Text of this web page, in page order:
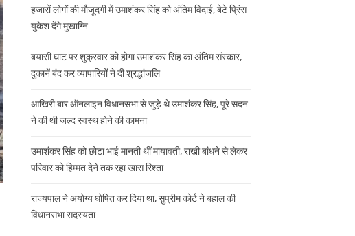
हजारों लोगों की मौजूदगी में उमाशंकर सिंह को अंतिम विदाई, बेटे प्रिंस
युकेश देंगे मुखाग्नि
बयासी घाट पर शुक्रवार को होगा उमाशंकर सिंह का अंतिम संस्कार,
दुकानें बंद कर व्यापारियों ने दी श्रद्धांजलि
आखिरी बार ऑनलाइन विधानसभा से जुड़े थे उमाशंकर सिंह, पूरे सदन
ने की थी जल्द स्वस्थ होने की कामना
उमाशंकर सिंह को छोटा भाई मानती थीं मायावती, राखी बांधने से लेकर
परिवार को हिम्मत देने तक रहा खास रिश्ता
राज्यपाल ने अयोग्य घोषित कर दिया था, सुप्रीम कोर्ट ने बहाल की
विधानसभा सदस्यता